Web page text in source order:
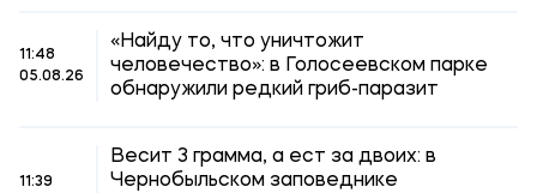
11:48
05.08.26
«Найду то, что уничтожит
человечество»: в Голосеевском парке
обнаружили редкий гриб-паразит
11:39
Весит 3 грамма, а ест за двоих: в
Чернобыльском заповеднике